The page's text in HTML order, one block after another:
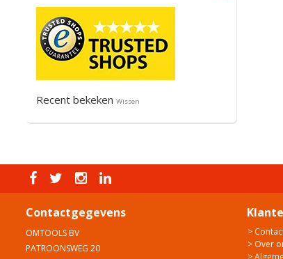
Recent bekeken Wissen
Contactgegevens
OMTOOLS BV
PATROONSWEG 20
>
> Over
>